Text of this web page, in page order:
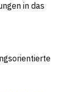
in das